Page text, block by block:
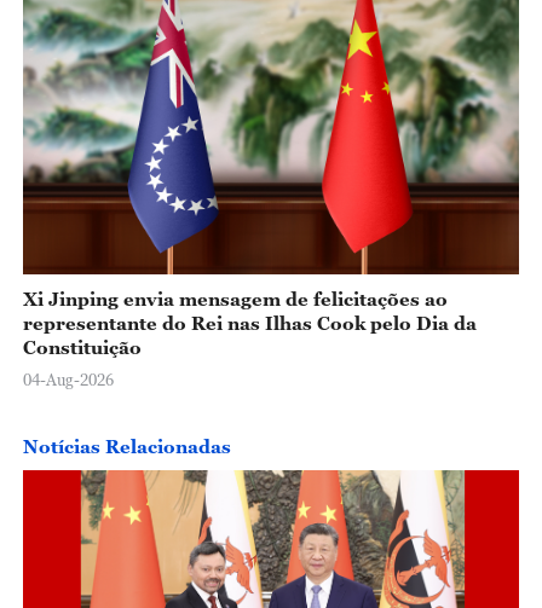
Xi Jinping envia mensagem de felicitações ao
representante do Rei nas Ilhas Cook pelo Dia da
Constituição
04-Aug-2026
Notícias Relacionadas